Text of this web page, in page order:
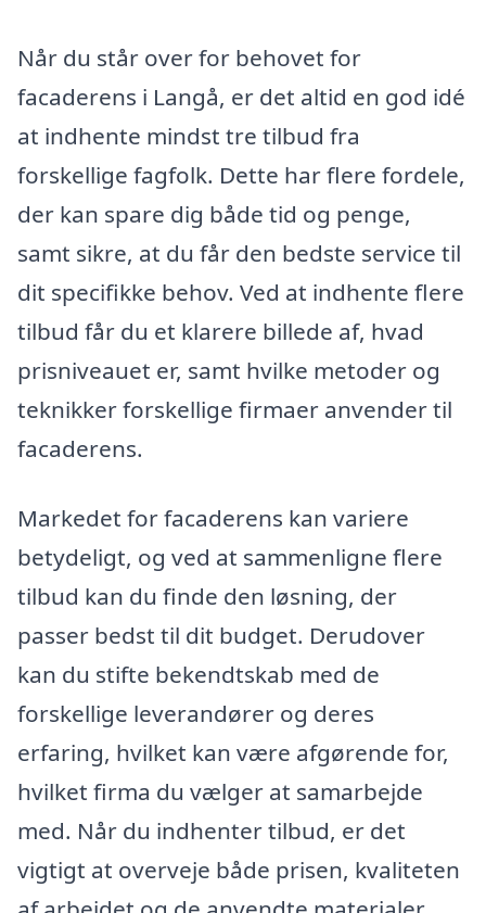
Når du står over for behovet for
facaderens i Langå, er det altid en god idé
at indhente mindst tre tilbud fra
forskellige fagfolk. Dette har flere fordele,
der kan spare dig både tid og penge,
samt sikre, at du får den bedste service til
dit specifikke behov. Ved at indhente flere
tilbud får du et klarere billede af, hvad
prisniveauet er, samt hvilke metoder og
teknikker forskellige firmaer anvender til
facaderens.
Markedet for facaderens kan variere
betydeligt, og ved at sammenligne flere
tilbud kan du finde den løsning, der
passer bedst til dit budget. Derudover
kan du stifte bekendtskab med de
forskellige leverandører og deres
erfaring, hvilket kan være afgørende for,
hvilket firma du vælger at samarbejde
med. Når du indhenter tilbud, er det
vigtigt at overveje både prisen, kvaliteten